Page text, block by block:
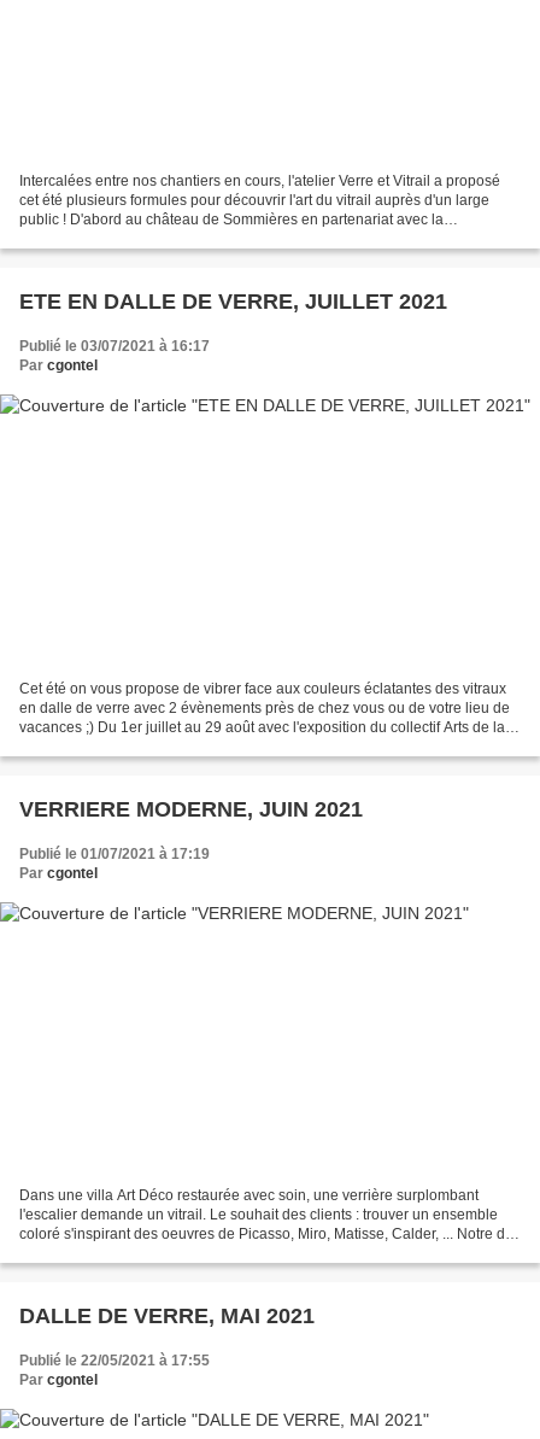
Intercalées entre nos chantiers en cours, l'atelier Verre et Vitrail a proposé
cet été plusieurs formules pour découvrir l'art du vitrail auprès d'un large
public ! D'abord au château de Sommières en partenariat avec la
ETE EN DALLE DE VERRE, JUILLET 2021
Publié le 03/07/2021 à 16:17
Par cgontel
Cet été on vous propose de vibrer face aux couleurs éclatantes des vitraux
en dalle de verre avec 2 évènements près de chez vous ou de votre lieu de
vacances ;) Du 1er juillet au 29 août avec l'exposition du collectif Arts de la
VERRIERE MODERNE, JUIN 2021
Publié le 01/07/2021 à 17:19
Par cgontel
Dans une villa Art Déco restaurée avec soin, une verrière surplombant
l'escalier demande un vitrail. Le souhait des clients : trouver un ensemble
coloré s'inspirant des oeuvres de Picasso, Miro, Matisse, Calder, ... Notre défi
DALLE DE VERRE, MAI 2021
Publié le 22/05/2021 à 17:55
Par cgontel